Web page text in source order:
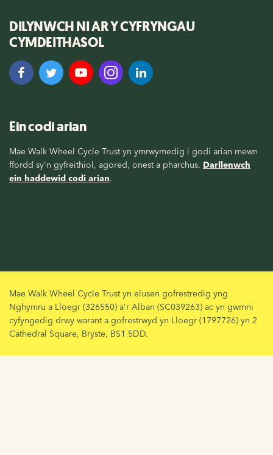
DILYNWCH NI AR Y CYFRYNGAU
CYMDEITHASOL
Ein codi arian
Mae Walk Wheel Cycle Trust yn ymrwymedig i godi arian mewn
ffordd sy'n gyfreithiol, agored, onest a pharchus. Darllenwch
ein haddewid codi arian.
Mae Walk Wheel Cycle Trust yn elusen gofrestredig yng
Nghymru a Lloegr (326550) a'r Alban (SC039263) ac yn gwmni
cyfyngedig drwy warant a gofrestrwyd yn Lloegr (1797726) yn 2
Cathedral Square, Bryste, BS1 5DD.